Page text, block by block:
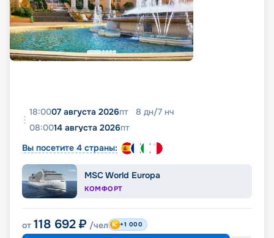
18:0007 августа 2026пт 8 дн/7 нч
08:0014 августа 2026пт
Вы посетите 4 страны:
MSC World Europa
КОМФОРТ
от 118 692 ₽ /чел +1 000